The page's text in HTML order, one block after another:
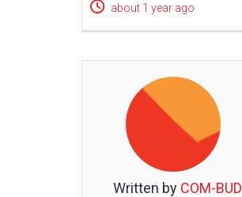
about 1 year ago
Written by COM-BUD